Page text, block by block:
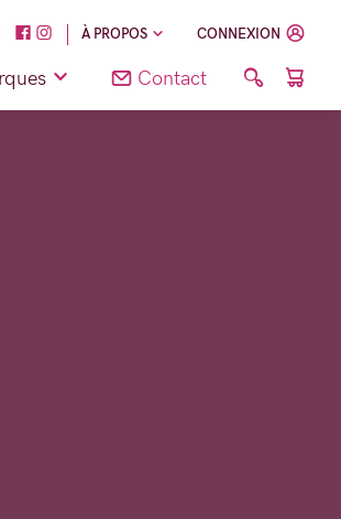
À PROPOS CONNEXION
Contact